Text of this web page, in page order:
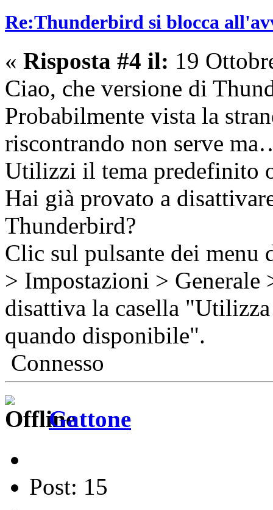
Re:Thunderbird si blocca
« Risposta #4 il: 19
Ciao, che versione di
Probabilmente vista la
riscontrando non serve
Utilizzi il tema predefinito
Hai già provato a
Thunderbird?
Clic sul pulsante dei
> Impostazioni >
disattiva la casella
quando disponibile".
Connesso
Gattone
Post: 15